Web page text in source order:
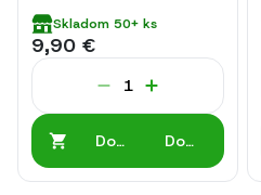
Skladom 50+ ks
9,90 €
Do
Do